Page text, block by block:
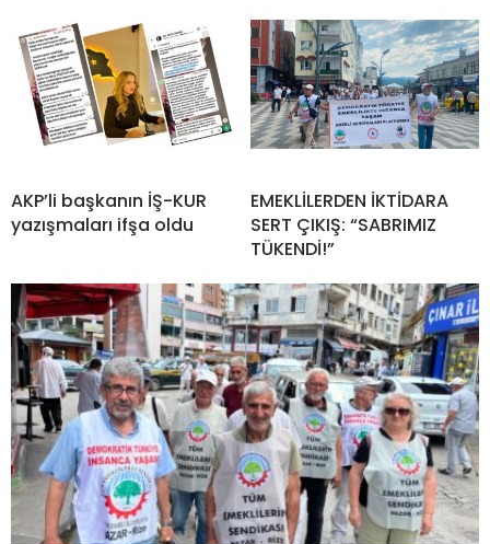
AKP’li başkanın İŞ-KUR
yazışmaları ifşa oldu
EMEKLİLERDEN İKTİDARA
SERT ÇIKIŞ: “SABRIMIZ
TÜKENDİ!”